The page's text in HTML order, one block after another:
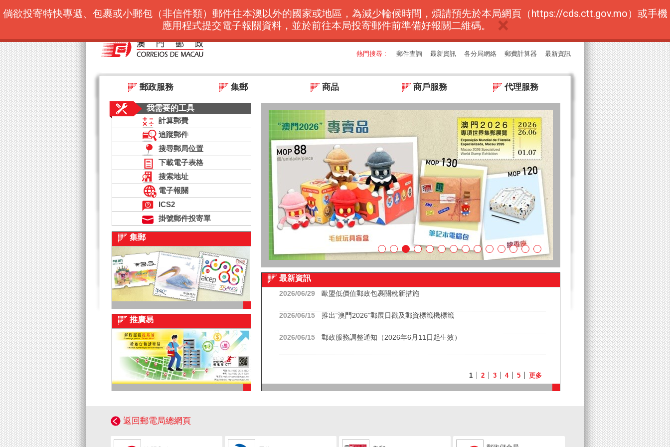
有關郵電局 各分局網絡 聯絡我們 繁體 简体 PORT ENG
熱門搜尋 : 郵件查詢 最新資訊 各分局網絡 郵費計算器 最新資訊
郵政服務 集郵 商品 商戶服務 代理服務
我需要的工具
計算郵費
追蹤郵件
搜尋郵局位置
下載電子表格
搜索地址
電子報關
ICS2
掛號郵件投寄單
集郵
推廣易
最新資訊
2026/06/29 歐盟低價值郵政包裹關稅新措施
2026/06/15 推出“澳門2026”郵展日戳及郵資標籤機標籤
2026/06/15 郵政服務調整通知（2026年6月11日起生效）
1 2 3 4 5 更多
返回郵電局總網頁
倘欲投寄特快專遞、包裹或小郵包（非信件類）郵件往本澳以外的國家或地區，為減少輪候時間，煩請預先於本局網頁（https://cds.ctt.gov.mo）或手機
應用程式提交電子報關資料，並於前往本局投寄郵件前準備好報關二維碼。